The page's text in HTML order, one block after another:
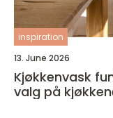
inspiration
13. June 2026
Kjøkkenvask funksjon, design og praktiske
valg på